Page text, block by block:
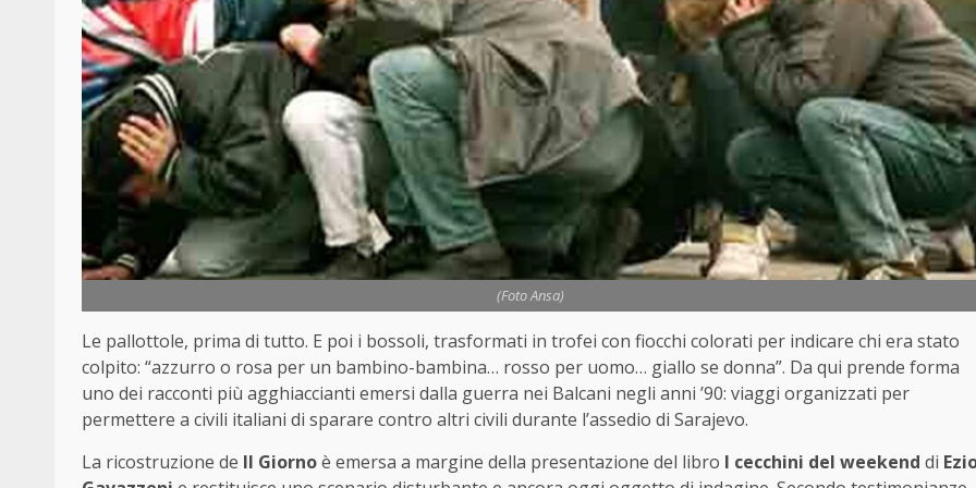
(Foto Ansa)
Le pallottole, prima di tutto. E poi i bossoli, trasformati in trofei con fiocchi colorati per indicare chi era stato
colpito: “azzurro o rosa per un bambino-bambina… rosso per uomo… giallo se donna”. Da qui prende forma
uno dei racconti più agghiaccianti emersi dalla guerra nei Balcani negli anni ’90: viaggi organizzati per
permettere a civili italiani di sparare contro altri civili durante l’assedio di Sarajevo.
La ricostruzione de Il Giornoè emersa a margine della presentazione del libro I cecchini del weekend di